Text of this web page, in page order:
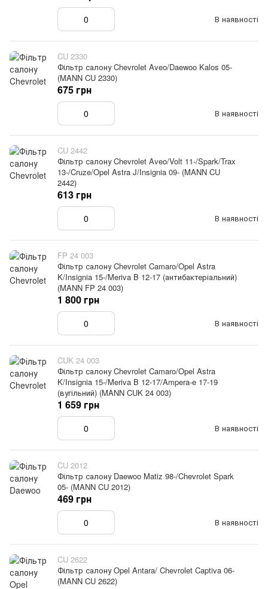
В наявності
CU 2330
Фільтр салону Chevrolet Aveo/Daewoo Kalos 05-
(MANN CU 2330)
В наявності
675 грн
CU 2442
Фільтр салону Chevrolet Aveo/Volt 11-/Spark/Trax
13-/Cruze/Opel Astra J/Insignia 09- (MANN CU
2442)
В наявності
613 грн
FP 24 003
Фільтр салону Chevrolet Camaro/Opel Astra
K/Insignia 15-/Meriva B 12-17 (антибактеріальний)
(MANN FP 24 003)
В наявності
1 800 грн
CUK 24 003
Фільтр салону Chevrolet Camaro/Opel Astra
K/Insignia 15-/Meriva B 12-17/Ampera-e 17-19
(вугільний) (MANN CUK 24 003)
В наявності
1 659 грн
CU 2012
Фільтр салону Daewoo Matiz 98-/Chevrolet Spark
05- (MANN CU 2012)
В наявності
469 грн
CU 2622
Фільтр салону Opel Antara/ Chevrolet Captiva 06-
(MANN CU 2622)